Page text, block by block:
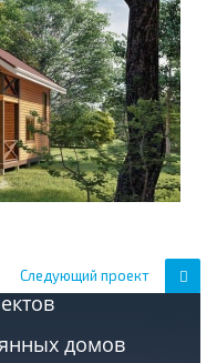
Следующий проект
домов